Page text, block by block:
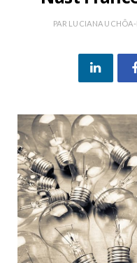
PAR LUCIANA UCHÔA-